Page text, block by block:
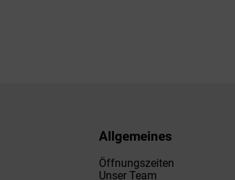
Allgemeines
Öffnungszeiten
Unser Team